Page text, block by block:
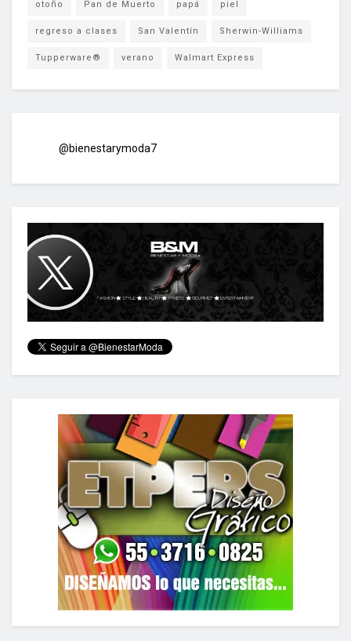
otoño Pan de Muerto papá piel
regreso a clases San Valentín Sherwin-Williams
Tupperware® verano Walmart Express
@bienestarymoda7